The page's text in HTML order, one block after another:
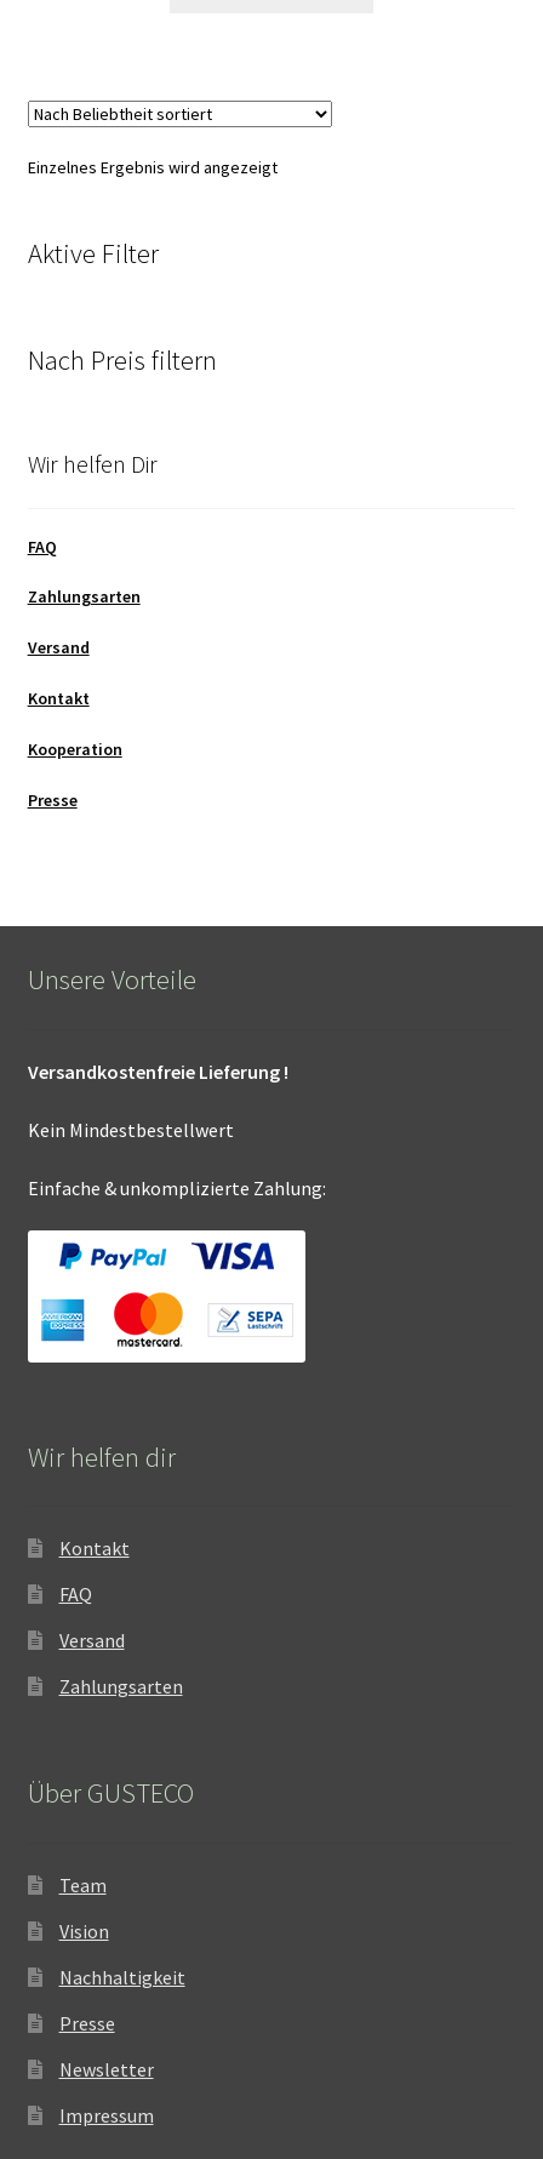
Einzelnes Ergebnis wird angezeigt
Aktive Filter
Nach Preis filtern
Wir helfen Dir
FAQ
Zahlungsarten
Versand
Kontakt
Kooperation
Presse
Unsere Vorteile
Versandkostenfreie Lieferung !
Kein Mindestbestellwert
Einfache & unkomplizierte Zahlung:
Wir helfen dir
Kontakt
FAQ
Versand
Zahlungsarten
Über GUSTECO
Team
Vision
Nachhaltigkeit
Presse
Newsletter
Impressum